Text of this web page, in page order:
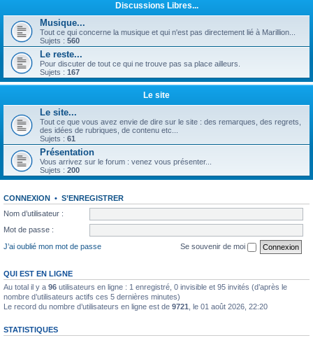
Discussions Libres...
Musique...
Tout ce qui concerne la musique et qui n'est pas directement lié à Marillion...
Sujets : 560
Le reste...
Pour discuter de tout ce qui ne trouve pas sa place ailleurs.
Sujets : 167
Le site
Le site...
Tout ce que vous avez envie de dire sur le site : des remarques, des regrets,
des idées de rubriques, de contenu etc...
Sujets : 61
Présentation
Vous arrivez sur le forum : venez vous présenter...
Sujets : 200
CONNEXION • S’ENREGISTRER
Nom d’utilisateur :
Mot de passe :
J’ai oublié mon mot de passe
Se souvenir de moi
QUI EST EN LIGNE
Au total il y a 96 utilisateurs en ligne : 1 enregistré, 0 invisible et 95 invités (d’après le
nombre d’utilisateurs actifs ces 5 dernières minutes)
Le record du nombre d’utilisateurs en ligne est de 9721 , le 01 août 2026, 22:20
STATISTIQUES